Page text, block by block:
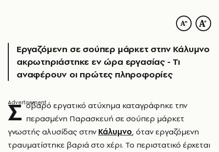
Εργαζόμενη σε σούπερ μάρκετ στην Κάλυμνο
ακρωτηριάστηκε εν ώρα εργασίας - Τι
αναφέρουν οι πρώτες πληροφορίες
Σ οβαρό εργατικό ατύχημα καταγράφηκε την
περασμένη Παρασκευή σε σούπερ μάρκετ
γνωστής αλυσίδας στην Κάλυμνο, όταν εργαζόμενη
τραυματίστηκε βαριά στο χέρι. Το περιστατικό έρχεται